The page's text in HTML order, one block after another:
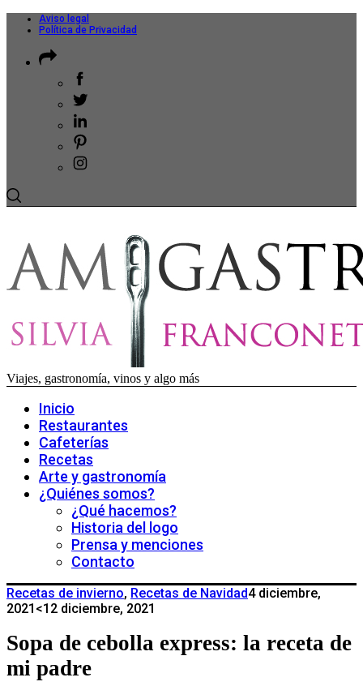
Aviso legal
Política de Privacidad
Viajes, gastronomía, vinos y algo más
Inicio
Restaurantes
Cafeterías
Recetas
Arte y gastronomía
¿Quiénes somos?
¿Qué hacemos?
Historia del logo
Prensa y menciones
Contacto
Recetas de invierno, Recetas de Navidad4 diciembre,
2021 <12 diciembre, 2021
Sopa de cebolla express: la receta de
mi padre